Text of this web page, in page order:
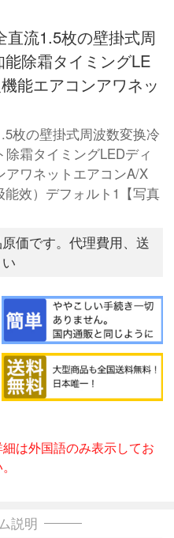
直流1.5枚の壁掛式周
除霜タイミングLE
能エアコンアワネッ
枚の壁掛式周波数変换冷
霜タイミングLEDディ
ワネットエアコンA/X
能效）デフォルト1【写真
価です。代理費用、送
は外国語のみ表示してお
説明